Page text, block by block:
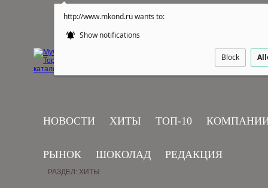
http://www.mkond.ru wants to:
Show notifications
Block
НОВОСТИ ХИТЫ ТОП-10
РЫНОК ШОКОЛАД РЕДАКЦИЯ
РАЗДЕЛ: ХИТЫ